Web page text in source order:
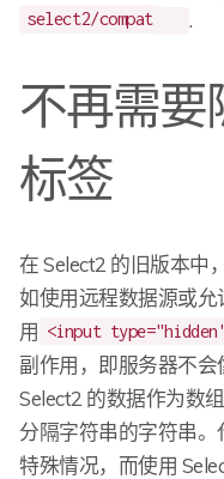
select2/compat .
不再需
标签
在 Select2 的旧版本中
如使用远程数据源或
用 <input
副作用，即服务器不会
Select2 的数据作为数
分隔字符串的字符串
特殊情况，而使用